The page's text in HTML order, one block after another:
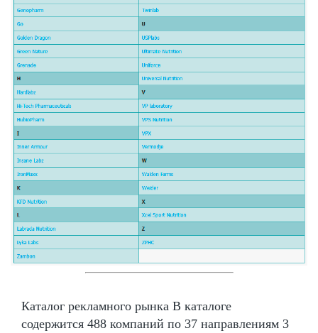
Каталог рекламного рынка В каталоге
содержится 488 компаний по 37 направлениям 3